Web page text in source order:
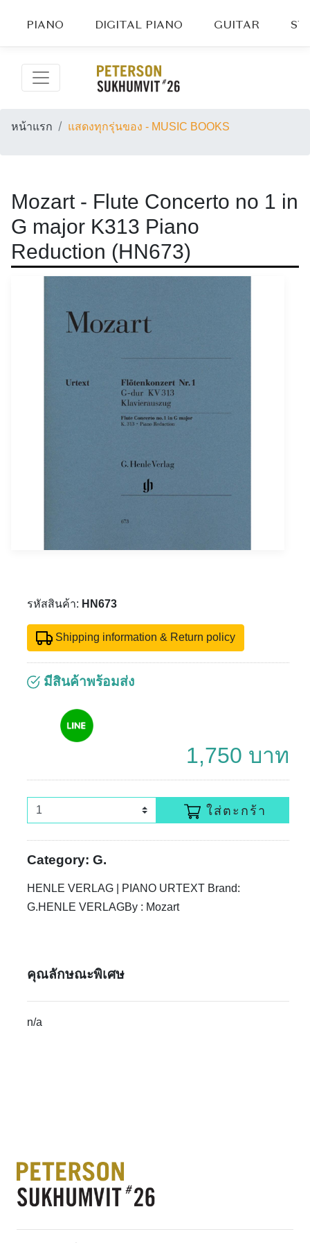
PIANO DIGITAL PIANO GUITAR
หน้าแรก แสดงทุกรุ่นของ - MUSIC BOOKS
Mozart - Flute Concerto no 1 in
G major K313 Piano
Reduction (HN673)
รหัสสินค้า: HN673
Shipping information & Return policy
มีสินค้าพร้อมส่ง
1,750 บาท
ใส่ตะกร้า
Category: G.
HENLE VERLAG | PIANO URTEXT Brand:
G.HENLE VERLAGBy : Mozart
คุณลักษณะพิเศษ
n/a